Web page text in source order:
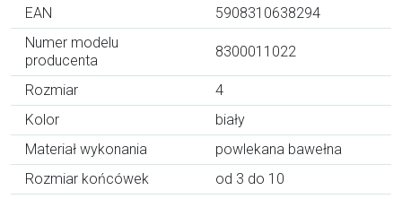
EAN
5908310638294
Numer modelu
producenta
8300011022
Rozmiar
4
Kolor
biały
Materiał wykonania
powlekana bawełna
Rozmiar końcówek
od 3 do 10